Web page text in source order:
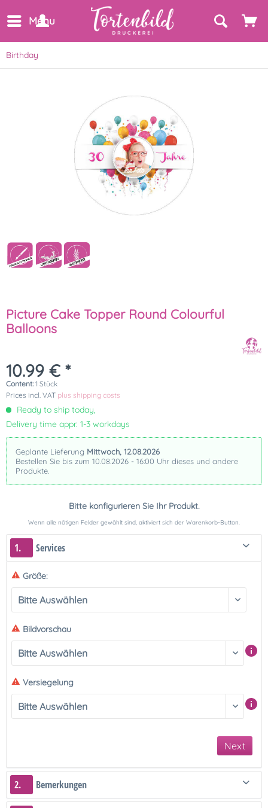
Menu
Birthday
Picture Cake Topper Round Colourful
Balloons
10.99 € *
Content: 1 Stück
Prices incl. VAT plus shipping costs
Ready to ship today,
Delivery time appr. 1-3 workdays
Geplante Lieferung Mittwoch, 12.08.2026
Bestellen Sie bis zum 10.08.2026 - 16:00 Uhr dieses und andere
Produkte.
Bitte konfigurieren Sie Ihr Produkt.
Wenn alle nötigen Felder gewählt sind, aktiviert sich der Warenkorb-Button.
1. Services
Größe:
Bildvorschau
Versiegelung
Next
2. Bemerkungen